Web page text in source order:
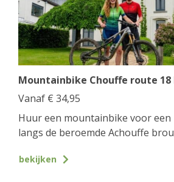
Mountainbike Chouffe route 18
Vanaf € 34,95
Huur een mountainbike voor een
langs de beroemde Achouffe
bekijken